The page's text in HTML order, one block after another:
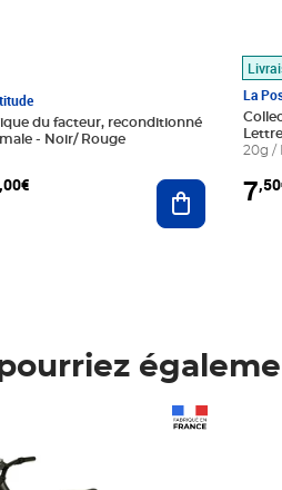
du facteur, reconditionné
- Noir/ Rouge
,00€ Ajouter au
La
20g /
7